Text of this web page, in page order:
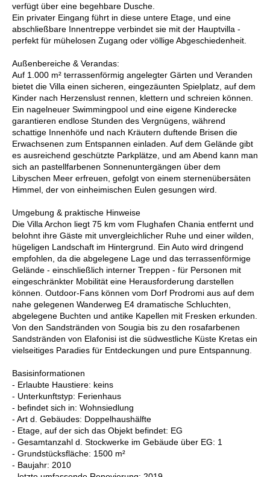
verfügt über eine begehbare Dusche.
Ein privater Eingang führt in diese untere Etage, und eine
abschließbare Innentreppe verbindet sie mit der Hauptvilla -
perfekt für mühelosen Zugang oder völlige Abgeschiedenheit.
Außenbereiche & Verandas:
Auf 1.000 m² terrassenförmig angelegter Gärten und Veranden
bietet die Villa einen sicheren, eingezäunten Spielplatz, auf dem
Kinder nach Herzenslust rennen, klettern und schreien können.
Ein nagelneuer Swimmingpool und eine eigene Kinderecke
garantieren endlose Stunden des Vergnügens, während
schattige Innenhöfe und nach Kräutern duftende Brisen die
Erwachsenen zum Entspannen einladen. Auf dem Gelände gibt
es ausreichend geschützte Parkplätze, und am Abend kann man
sich an pastellfarbenen Sonnenuntergängen über dem
Libyschen Meer erfreuen, gefolgt von einem sternenübersäten
Himmel, der von einheimischen Eulen gesungen wird.
Umgebung & praktische Hinweise
Die Villa Archon liegt 75 km vom Flughafen Chania entfernt und
belohnt ihre Gäste mit unvergleichlicher Ruhe und einer wilden,
hügeligen Landschaft im Hintergrund. Ein Auto wird dringend
empfohlen, da die abgelegene Lage und das terrassenförmige
Gelände - einschließlich interner Treppen - für Personen mit
eingeschränkter Mobilität eine Herausforderung darstellen
können. Outdoor-Fans können vom Dorf Prodromi aus auf dem
nahe gelegenen Wanderweg E4 dramatische Schluchten,
abgelegene Buchten und antike Kapellen mit Fresken erkunden.
Von den Sandstränden von Sougia bis zu den rosafarbenen
Sandstränden von Elafonisi ist die südwestliche Küste Kretas ein
vielseitiges Paradies für Entdeckungen und pure Entspannung.
Basisinformationen
- Erlaubte Haustiere: keins
- Unterkunftstyp: Ferienhaus
- befindet sich in: Wohnsiedlung
- Art d. Gebäudes: Doppelhaushälfte
- Etage, auf der sich das Objekt befindet: EG
- Gesamtanzahl d. Stockwerke im Gebäude über EG: 1
- Grundstücksfläche: 1500 m²
- Baujahr: 2010